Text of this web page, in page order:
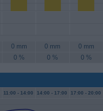
0 mm 0 mm 0 mm
0 % 0 % 0 %
11:00 - 14:00 14:00 - 17:00 17:00 - 20:00